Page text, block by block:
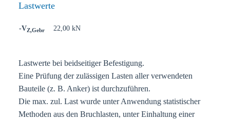
Lastwerte
-VZ,Gebr 22,00 kN
Lastwerte bei beidseitiger Befestigung.
Eine Prüfung der zulässigen Lasten aller verwendeten
Bauteile (z. B. Anker) ist durchzuführen.
Die max. zul. Last wurde unter Anwendung statistischer
Methoden aus den Bruchlasten, unter Einhaltung einer